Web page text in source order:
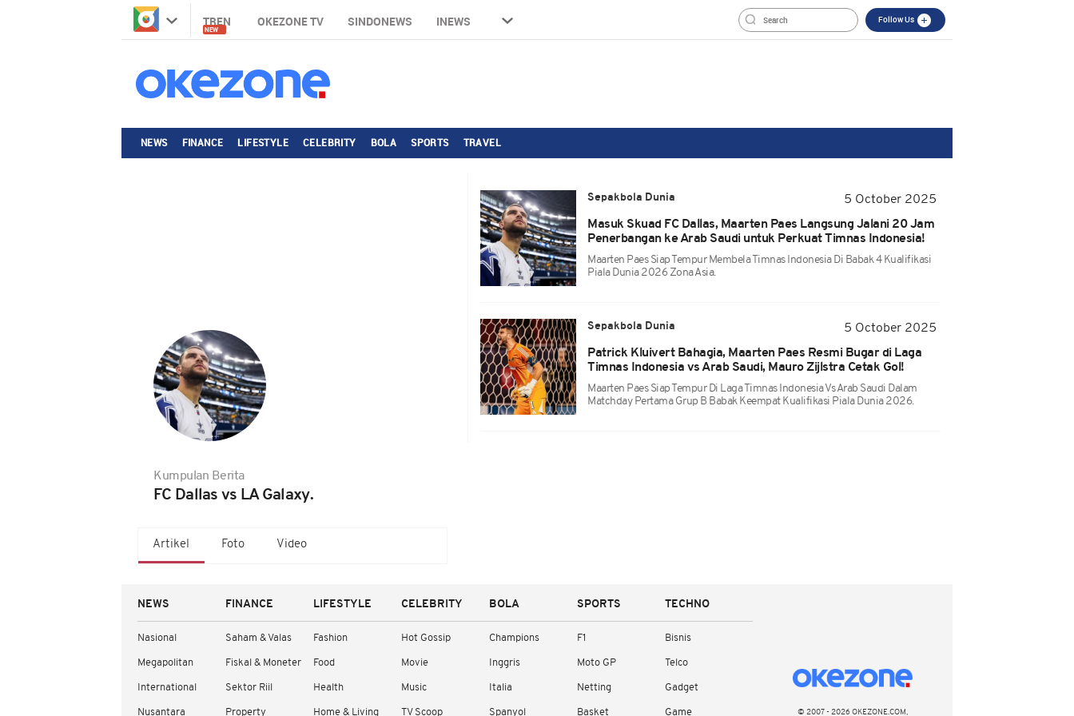
TREN
NEW
OKEZONE TV SINDONEWS INEWS Follow Us
NEWS FINANCE LIFESTYLE CELEBRITY BOLA SPORTS TRAVEL
Kumpulan Berita
FC Dallas vs LA Galaxy.
Artikel Foto Video
Sepakbola Dunia
5 October 2025
Masuk Skuad FC Dallas, Maarten Paes Langsung Jalani 20 Jam
Penerbangan ke Arab Saudi untuk Perkuat Timnas Indonesia!
Maarten Paes Siap Tempur Membela Timnas Indonesia Di Babak 4 Kualifikasi
Piala Dunia 2026 Zona Asia.
Sepakbola Dunia
5 October 2025
Patrick Kluivert Bahagia, Maarten Paes Resmi Bugar di Laga
Timnas Indonesia vs Arab Saudi, Mauro Zijlstra Cetak Gol!
Maarten Paes Siap Tempur Di Laga Timnas Indonesia Vs Arab Saudi Dalam
Matchday Pertama Grup B Babak Keempat Kualifikasi Piala Dunia 2026.
NEWS
Nasional
Megapolitan
International
Nusantara
FINANCE
Saham & Valas
Fiskal & Moneter
Sektor Riil
Property
LIFESTYLE
Fashion
Food
Health
Home & Living
CELEBRITY
Hot Gossip
Movie
Music
TV Scoop
BOLA
Champions
Inggris
Italia
Spanyol
SPORTS
F1
Moto GP
Netting
Basket
TECHNO
Bisnis
Telco
Gadget
Game © 2007 - 2026 OKEZONE.COM,